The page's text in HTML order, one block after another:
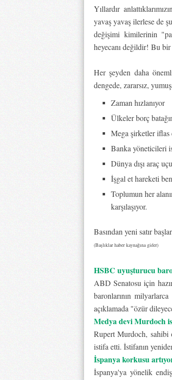
Yıllardır
yavaş yavaş ilerlese de
değişimi kimilerinin
heyecanı değildir! Bu bir
Her şeyden daha
dengede, zararsız,
Zaman hızlanıyor
Ülkeler borç
Mega şirketler iflas
Banka yöneticileri
Dünya dışı araç
İşgal et hareketi
Toplumun her
karşılaşıyor.
Basından yeni satır
(Başlıklar haber kaynağına gider)
HSBC uyuşturucu
ABD Senatosu için
baronlarının
açıklamada "özür
Medya devi Murdoch
Rupert Murdoch, sahibi
istifa etti. İstifanın
İspanya korkusu
İspanya'ya yönelik